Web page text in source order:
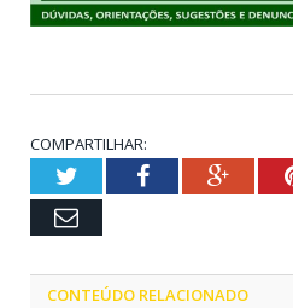
COMPARTILHAR:
TwitterFacebook
Email
CONTEÚDO RELACIONADO